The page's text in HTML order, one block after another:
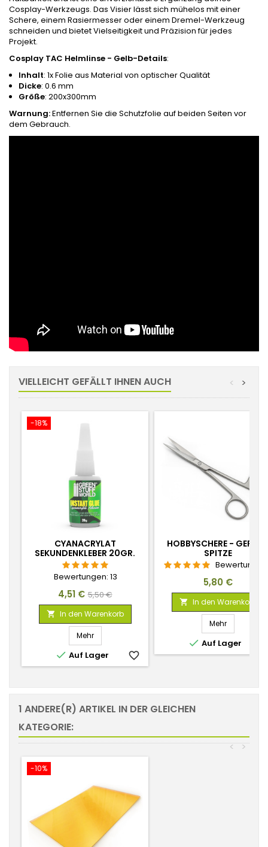
Cosplay-Werkzeugs. Das Visier lässt sich mühelos mit einer
Schere, einem Rasiermesser oder einem Dremel-Werkzeug
schneiden und bietet Vielseitigkeit und Präzision für jedes
Projekt.
Cosplay TAC Helmlinse - Gelb-Details:
Inhalt: 1x Folie aus Material von optischer Qualität
Dicke: 0.6 mm
Größe: 200x300mm
Warnung:Entfernen Sie die Schutzfolie auf beiden Seiten vor
dem Gebrauch.
VIELLEICHT GEFÄLLT IHNEN AUCH >
<
-18%
CYANACRYLAT
SEKUNDENKLEBER 20GR.
Bewertungen: 13
Preis
4,51 € Verkaufspreis
5,50 €
 In den Warenkorb
Mehr
 Auf Lager favorite_border
HOBBYSCHERE -
SPITZE
Preis
5,80 €
 In den Warenkorb
Mehr
 Auf Lager
1 ANDERE(R) ARTIKEL IN DER GLEICHEN
KATEGORIE:
>
<
-10%